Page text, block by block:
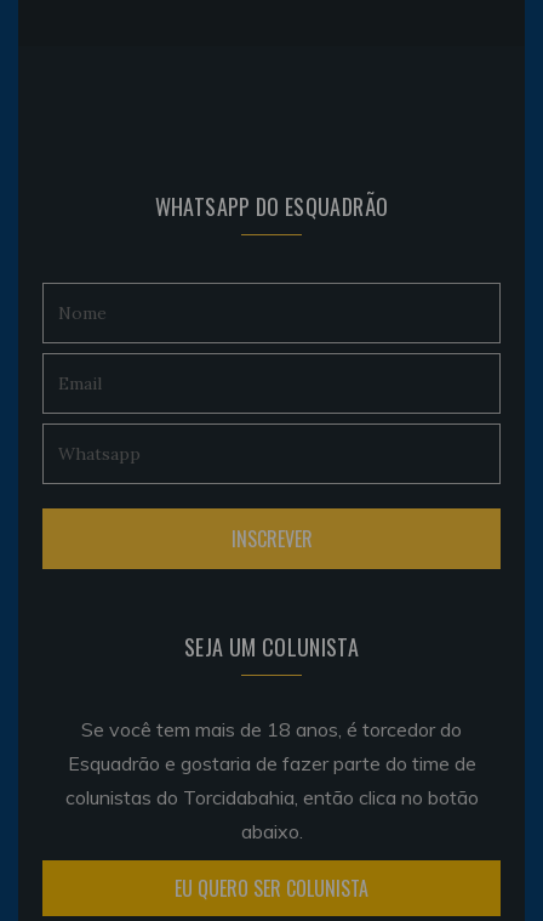
WHATSAPP DO ESQUADRÃO
SEJA UM COLUNISTA
Se você tem mais de 18 anos, é torcedor do
Esquadrão e gostaria de fazer parte do time de
colunistas do Torcidabahia, então clica no botão
abaixo.
EU QUERO SER COLUNISTA